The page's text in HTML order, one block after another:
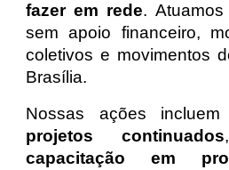
fazer em rede.
sem apoio financeiro,
coletivos e movimentos
Brasília.
Nossas ações
projetos continuados
capacitação em